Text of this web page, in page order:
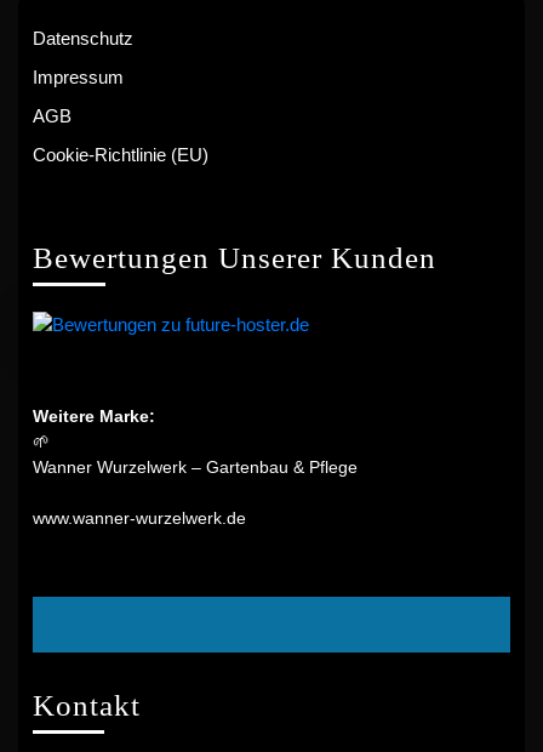
Datenschutz
Impressum
AGB
Cookie-Richtlinie (EU)
Bewertungen Unserer Kunden
Weitere Marke:
🌱
Wanner Wurzelwerk – Gartenbau & Pflege
www.wanner-wurzelwerk.de
Kontakt